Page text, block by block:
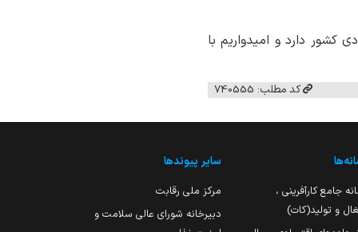
کشور دارد و امیدواریم با
کد مطلب: 740555
جامع کارآفرینی ،
و تولید(کات)
سایر پیوندها
مرکز ملی رقابت
دبیرخانه شورای عالی سلامت و